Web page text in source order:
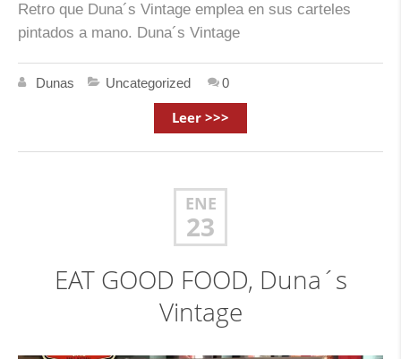
Retro que Duna´s Vintage emplea en sus carteles
pintados a mano. Duna´s Vintage
Dunas Uncategorized 0
Leer >>>
ENE
23
EAT GOOD FOOD, Duna´s
Vintage